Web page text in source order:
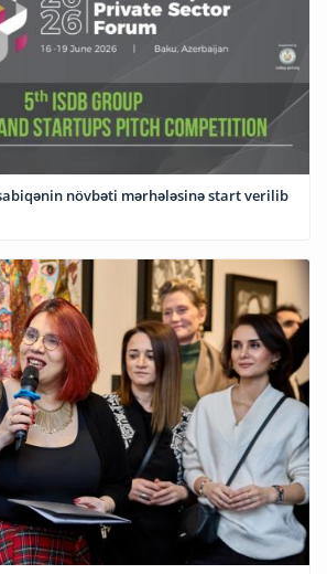
növbəti mərhələsinə start verilib